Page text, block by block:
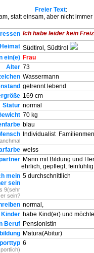
Freier Text:
statt einsam, aber nicht
Ich habe leider kein
Heimat Südtirol, Südtirol
ein(e) Frau
Alter 73
Wassermann
getrennt lebend
169 cm
Statur normal
70 kg
blau
Individualist
weiss
Mann mit Bildung und
ehrlich, gepflegt,
mein
sein
9(sehr
sein?
5 durchschnittlich
normal,
Kinder habe Kind(er) und
Beruf Pensionistin
Matura(Abitur)
6